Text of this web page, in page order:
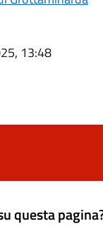
13:48
questa